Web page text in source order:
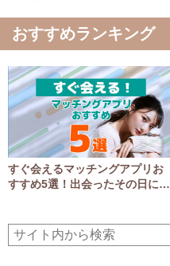
おすすめランキング
すぐ会えるマッチングアプリお
すすめ5選！出会ったその日にア